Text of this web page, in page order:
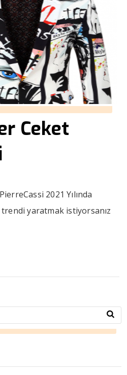
Ceket
2021 Yılında
yaratmak istiyorsanız